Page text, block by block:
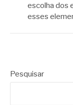
escolha dos
esses
Pesquisar